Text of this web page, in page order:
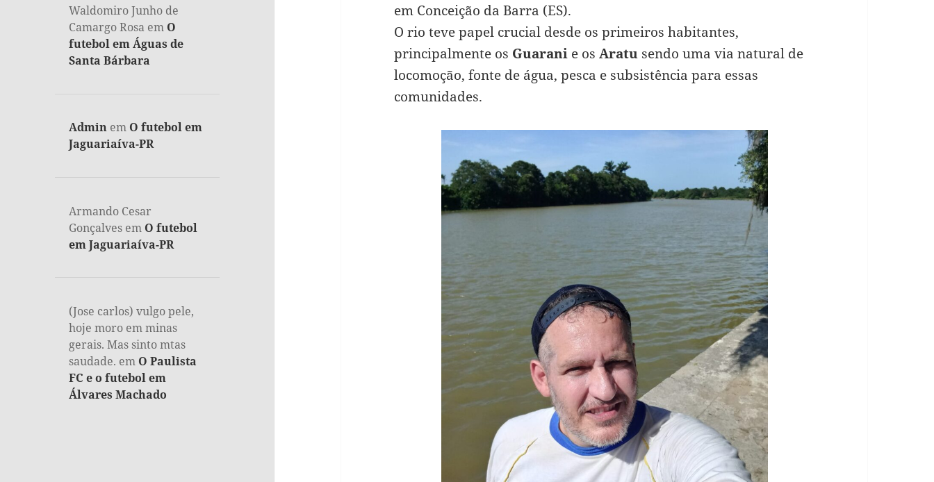
Waldomiro Junho de
Camargo Rosa em O
futebol em Águas de
Santa Bárbara
Admin em O futebol em
Jaguariaíva-PR
Armando Cesar
Gonçalves em O futebol
em Jaguariaíva-PR
(Jose carlos) vulgo pele,
hoje moro em minas
gerais. Mas sinto mtas
saudade. em O Paulista
FC e o futebol em
Álvares Machado
em Conceição da Barra (ES).
O rio teve papel crucial desde os primeiros habitantes,
principalmente os Guaranie os Aratusendo uma via natural de
locomoção, fonte de água, pesca e subsistência para essas
comunidades.